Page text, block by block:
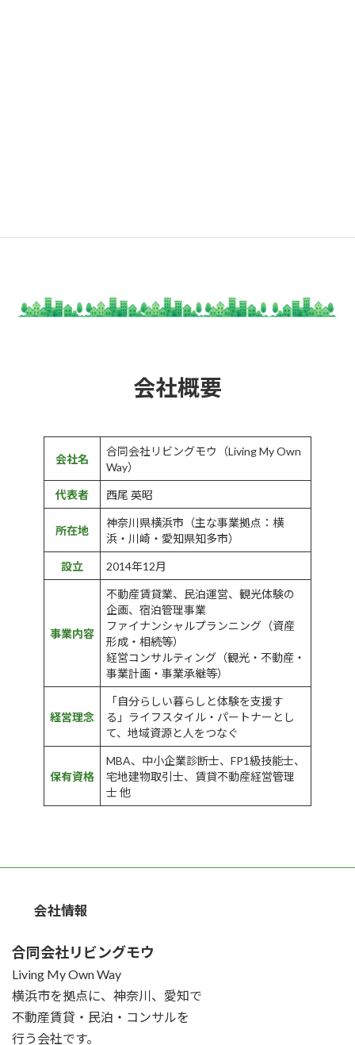
会社概要
会社名
合同会社リビングモウ（Living My Own
Way）
代表者 西尾 英昭
所在地
神奈川県横浜市（主な事業拠点：横
浜・川崎・愛知県知多市）
設立 2014年12月
事業内容
不動産賃貸業、民泊運営、観光体験の
企画、宿泊管理事業
ファイナンシャルプランニング（資産
形成・相続等）
経営コンサルティング（観光・不動産・
事業計画・事業承継等）
経営理念
「自分らしい暮らしと体験を支援す
る」ライフスタイル・パートナーとし
て、地域資源と人をつなぐ
保有資格
MBA、中小企業診断士、FP1級技能士、
宅地建物取引士、賃貸不動産経営管理
士 他
会社情報
合同会社リビングモウ
Living My Own Way
横浜市を拠点に、神奈川、愛知で
不動産賃貸・民泊・コンサルを
行う会社です。